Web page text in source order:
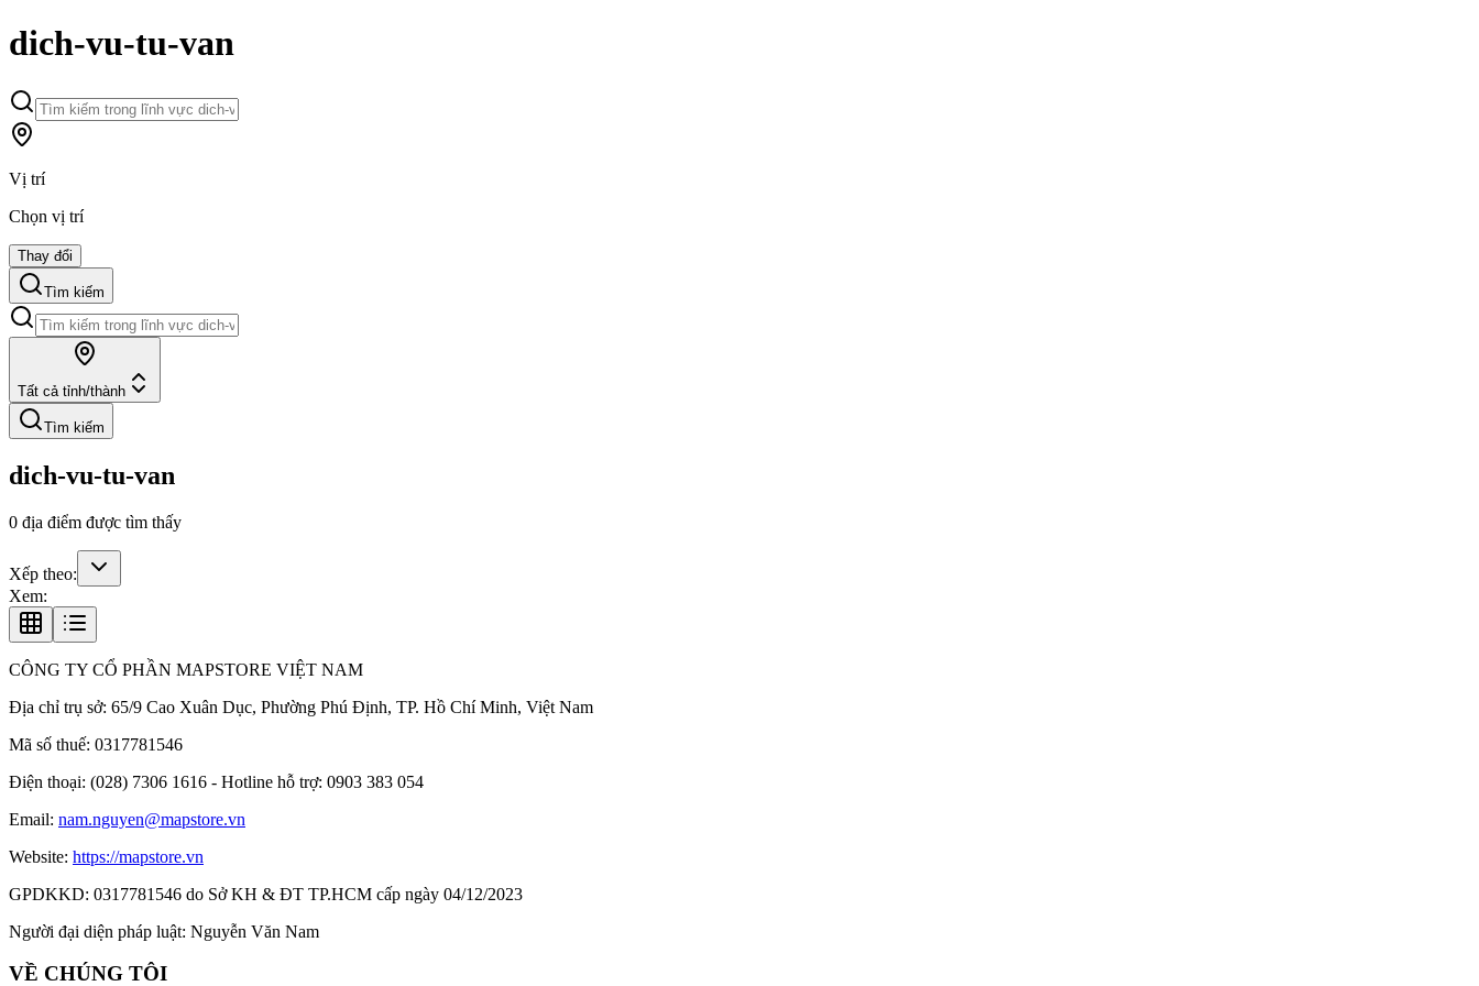
dich-vu-tu-van
Vị trí
Chọn vị trí
Thay đổi
Tìm kiếm
Tất cả tỉnh/thành
Tìm kiếm
dich-vu-tu-van
0 địa điểm được tìm thấy
Xếp theo:
Xem:
CÔNG TY CỔ PHẦN MAPSTORE VIỆT NAM
Địa chỉ trụ sở: 65/9 Cao Xuân Dục, Phường Phú Định, TP. Hồ Chí Minh, Việt Nam
Mã số thuế: 0317781546
Điện thoại: (028) 7306 1616 - Hotline hỗ trợ: 0903 383 054
Email: nam.nguyen@mapstore.vn
Website: https://mapstore.vn
GPDKKD: 0317781546 do Sở KH & ĐT TP.HCM cấp ngày 04/12/2023
Người đại diện pháp luật: Nguyễn Văn Nam
VỀ CHÚNG TÔI